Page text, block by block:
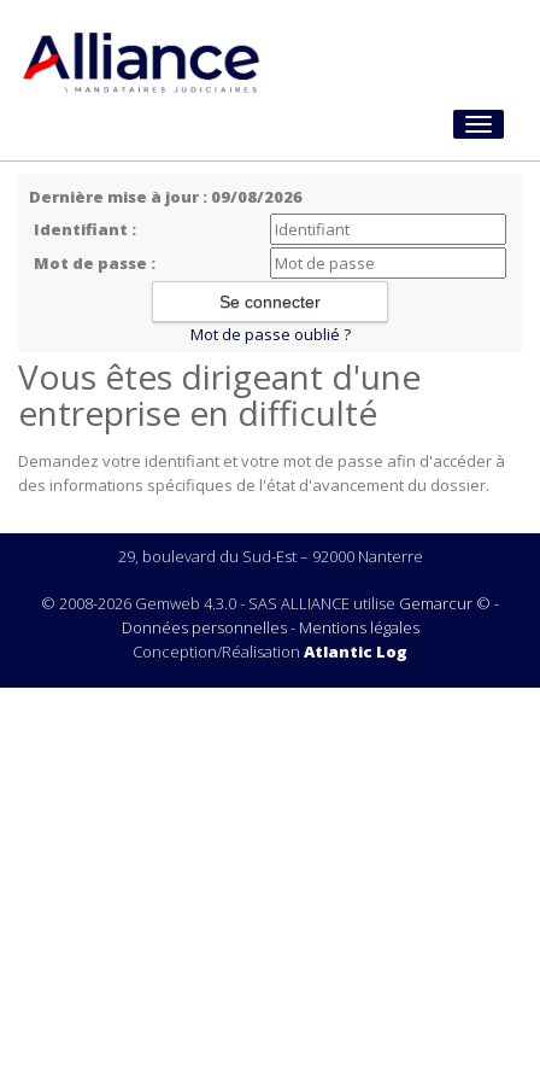
Toggle
Dernière mise à jour : 09/08/2026
Identifiant :
Mot de passe :
Mot de passe oublié ?
Vous êtes dirigeant d'une
entreprise en difficulté
Demandez votre identifiant et votre mot de passe afin d'accéder à
des informations spécifiques de l'état d'avancement du dossier.
29, boulevard du Sud-Est – 92000 Nanterre
© 2008-2026 Gemweb 4.3.0 - SAS ALLIANCE utilise Gemarcur © -
Données personnelles- Mentions légales
Conception/Réalisation Atlantic Log